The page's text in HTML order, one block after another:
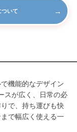
いて →
機能的なデザイン
スが広く、日常の必
で、持ち運びも快
で幅広く使える一